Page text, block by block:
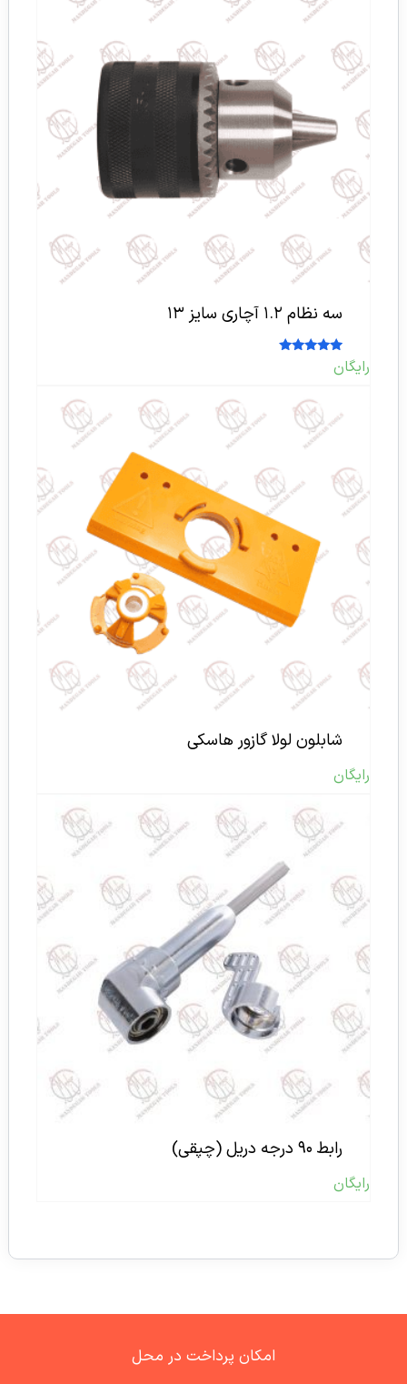
سه نظام ۱.۲ آچاری سایز ۱۳
5.00رایگان
شابلون لولا گازور هاسکی
رایگان
رابط ۹۰ درجه دریل (چپقی)
رایگان
امکان پرداخت در محل